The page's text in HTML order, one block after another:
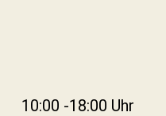
10:00 -18:00 Uhr